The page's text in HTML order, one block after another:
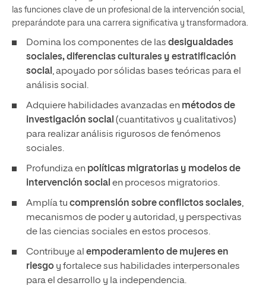
las funciones clave de un profesional de la intervención social,
preparándote para una carrera significativa y transformadora.
Domina los componentes de las desigualdades
sociales, diferencias culturales y estratificación
social , apoyado por sólidas bases teóricas para el
análisis social.
Adquiere habilidades avanzadas en métodos de
investigación social (cuantitativos y cualitativos)
para realizar análisis rigurosos de fenómenos
sociales.
Profundiza en políticas migratorias y modelos de
intervención social en procesos migratorios.
Amplía tu comprensión sobre conflictos sociales,
mecanismos de poder y autoridad, y perspectivas
de las ciencias sociales en estos procesos.
Contribuye al empoderamiento de mujeres en
riesgo y fortalece sus habilidades interpersonales
para el desarrollo y la independencia.